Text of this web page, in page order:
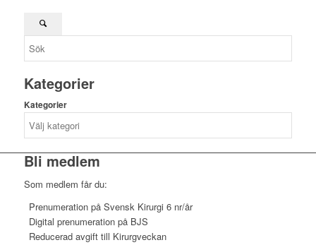
Kategorier
Kategorier
Bli medlem
Som medlem får du:
Prenumeration på Svensk Kirurgi 6 nr/år
Digital prenumeration på BJS
Reducerad avgift till Kirurgveckan